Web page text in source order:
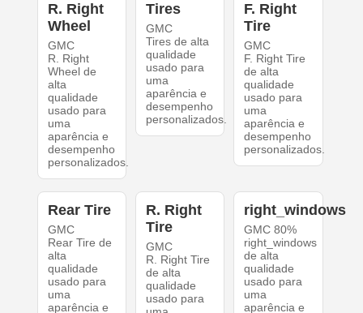
R. Right
Wheel
GMC
R. Right
Wheel de
alta
qualidade
usado para
uma
aparência e
desempenho
personalizados.
Tires
GMC
Tires de alta
qualidade
usado para
uma
aparência e
desempenho
personalizados.
F. Right
Tire
GMC
F. Right Tire
de alta
qualidade
usado para
uma
aparência e
desempenho
personalizados.
Rear Tire
GMC
Rear Tire de
alta
qualidade
usado para
uma
aparência e
R. Right
Tire
GMC
R. Right Tire
de alta
qualidade
usado para
right_windows
GMC 80%
right_windows
de alta
qualidade
usado para
uma
aparência e